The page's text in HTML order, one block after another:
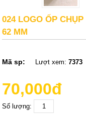
024 LOGO ỐP
62 MM
Mã sp: Lượt xem:7373
70,000đ
Số lượng: